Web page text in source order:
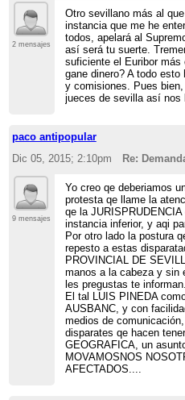
2 mensajes
Otro sevillano más al
instancia que me he
todos, apelará al
así será tu suerte.
suficiente el Euribor más
gane dinero? A todo
y comisiones. Pues
jueces de sevilla así nos
paco antipopular
Dic 05, 2015; 2:10pm
Re:
9 mensajes
Yo creo qe deberiamos
protesta qe llame la
qe la
instancia inferior, y aqi
Por otro lado la postura
repesto a estas
PROVINCIAL DE
manos a la cabeza y sin
les pregustas te informan.
El tal LUIS PINEDA
AUSBANC, y con
medios de
disparates qe hacen
GEOGRAFICA, un
MOVAMOSNOS
AFECTADOS....